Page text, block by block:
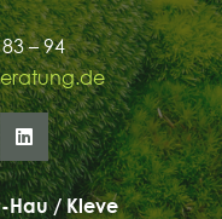
– 94
Hau / Kleve